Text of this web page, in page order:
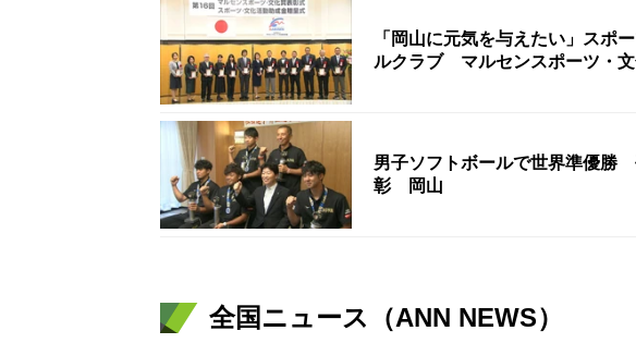
「岡山に元気を与えたい」スポ
ルクラブ マルセンスポーツ・
男子ソフトボールで世界準優勝
彰 岡山
全国ニュース（ANN NEWS）